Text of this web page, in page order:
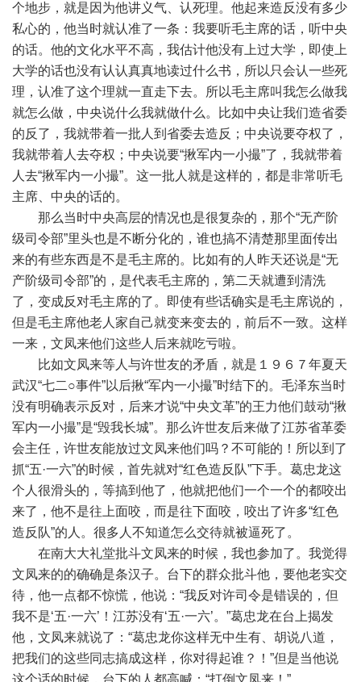
个地步，就是因为他讲义气、认死理。他起来造反没有多少
私心的，他当时就认准了一条：我要听毛主席的话，听中央
的话。他的文化水平不高，我估计他没有上过大学，即使上
大学的话也没有认认真真地读过什么书，所以只会认一些死
理，认准了这个理就一直走下去。所以毛主席叫我怎么做我
就怎么做，中央说什么我就做什么。比如中央让我们造省委
的反了，我就带着一批人到省委去造反；中央说要夺权了，
我就带着人去夺权；中央说要“揪军内一小撮”了，我就带着
人去“揪军内一小撮”。这一批人就是这样的，都是非常听毛
主席、中央的话的。
那么当时中央高层的情况也是很复杂的，那个“无产阶
级司令部”里头也是不断分化的，谁也搞不清楚那里面传出
来的有些东西是不是毛主席的。比如有的人昨天还说是“无
产阶级司令部”的，是代表毛主席的，第二天就遭到清洗
了，变成反对毛主席的了。即使有些话确实是毛主席说的，
但是毛主席他老人家自己就变来变去的，前后不一致。这样
一来，文凤来他们这些人后来就吃亏啦。
比如文凤来等人与许世友的矛盾，就是１９６７年夏天
武汉“七二○事件”以后揪“军内一小撮”时结下的。毛泽东当时
没有明确表示反对，后来才说“中央文革”的王力他们鼓动“揪
军内一小撮”是“毁我长城”。那么许世友后来做了江苏省革委
会主任，许世友能放过文凤来他们吗？不可能的！所以到了
抓“五·一六”的时候，首先就对“红色造反队”下手。葛忠龙这
个人很滑头的，等搞到他了，他就把他们一个一个的都咬出
来了，他不是往上面咬，而是往下面咬，咬出了许多“红色
造反队”的人。很多人不知道怎么交待就被逼死了。
在南大大礼堂批斗文凤来的时候，我也参加了。我觉得
文凤来的的确确是条汉子。台下的群众批斗他，要他老实交
待，他一点都不惊慌，他说：“我反对许司令是错误的，但
我不是‘五·一六’！江苏没有‘五·一六’。”葛忠龙在台上揭发
他，文凤来就说了：“葛忠龙你这样无中生有、胡说八道，
把我们的这些同志搞成这样，你对得起谁？！”但是当他说
这个话的时候，台下的人都高喊：“打倒文凤来！”